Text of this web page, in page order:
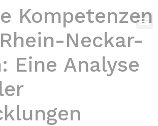
Kompetenzen
Neckar-
Eine Analyse